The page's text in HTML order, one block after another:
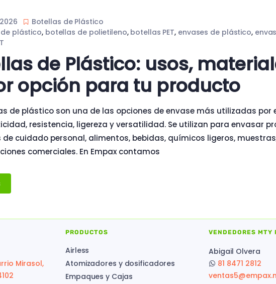
Botellas de Plástico
plástico, botellas de polietileno, botellas PET, envases de plástico,
de Plástico: usos,
opción para tu producto
de plástico son una de las opciones de envase más utilizadas
resistencia, ligereza y versatilidad. Se utilizan para envasar
cuidado personal, alimentos, bebidas, químicos ligeros,
comerciales. En Empax contamos
Mirasol,
PRODUCTOS
Airless
Atomizadores y dosificadores
Empaques y Cajas
VENDEDORES MTY
Abigail Olvera
81 8471 2812